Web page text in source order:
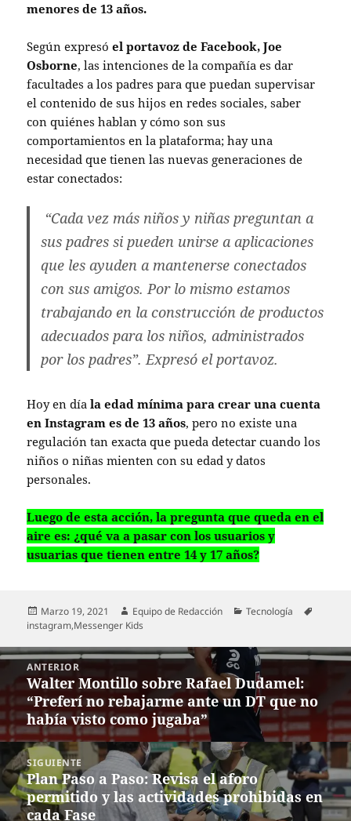
menores de 13 años.
Según expresóel portavoz de Facebook, Joe
Osborne, las intenciones de la compañía es dar
facultades a los padres para que puedan supervisar
el contenido de sus hijos en redes sociales, saber
con quiénes hablan y cómo son sus
comportamientos en la plataforma; hay una
necesidad que tienen las nuevas generaciones de
estar conectados:
“Cada vez más niños y niñas preguntan a
sus padres si pueden unirse a aplicaciones
que les ayuden a mantenerse conectados
con sus amigos. Por lo mismo estamos
trabajando en la construcción de productos
adecuados para los niños, administrados
por los padres”. Expresó el portavoz.
Hoy en día la edad mínima para crear una cuenta
en Instagram es de 13 años, pero no existe una
regulación tan exacta que pueda detectar cuando los
niños o niñas mienten con su edad y datos
personales.
Luego de esta acción, la pregunta que queda en el
aire es: ¿qué va a pasar con los usuarios y
usuarias que tienen entre 14 y 17 años?
Publicado
el
Marzo 19, 2021 Autor
Equipo de Redacción Categorías
Tecnología
instagram,Messenger Kids
Navegación
entradas
ANTERIOR
Entrada
anterior:
Walter Montillo sobre Rafael Dudamel:
“Preferí no rebajarme ante un DT que no
había visto como jugaba”
SIGUIENTE
Entrada
siguiente:
Plan Paso a Paso: Revisa el aforo
permitido y las actividades prohibidas en
cada Fase